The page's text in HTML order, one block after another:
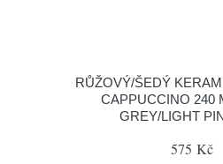
RŮŽOVÝ/ŠEDÝ
CAPPUCCINO 240
GREY/LIGHT
575 Kč